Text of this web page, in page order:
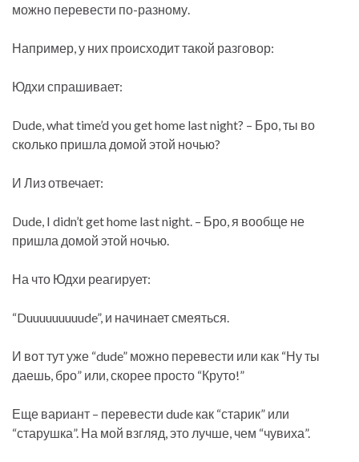
можно перевести по-разному.
Например, у них происходит такой разговор:
Юдхи спрашивает:
Dude, what time’d you get home last night? – Бро, ты во
сколько пришла домой этой ночью?
И Лиз отвечает:
Dude, I didn’t get home last night. – Бро, я вообще не
пришла домой этой ночью.
На что Юдхи реагирует:
“Duuuuuuuuude”, и начинает смеяться.
И вот тут уже “dude” можно перевести или как “Ну ты
даешь, бро” или, скорее просто “Круто!”
Еще вариант – перевести dude как “старик” или
“старушка”. На мой взгляд, это лучше, чем “чувиха”.